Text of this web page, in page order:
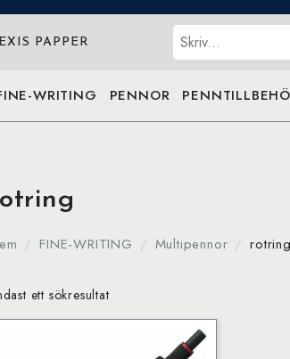
PAPPER Sök
WRITING PENNOR
FINE-WRITING Multipennor rotring
ett sökresultat